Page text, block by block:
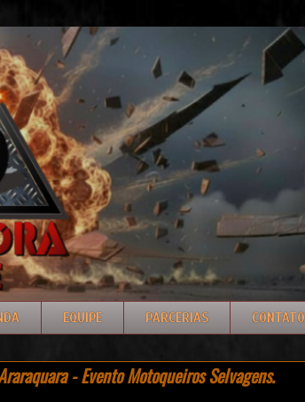
EQUIPE PARCERIAS CONTATO
- Evento Motoqueiros Selvagens.